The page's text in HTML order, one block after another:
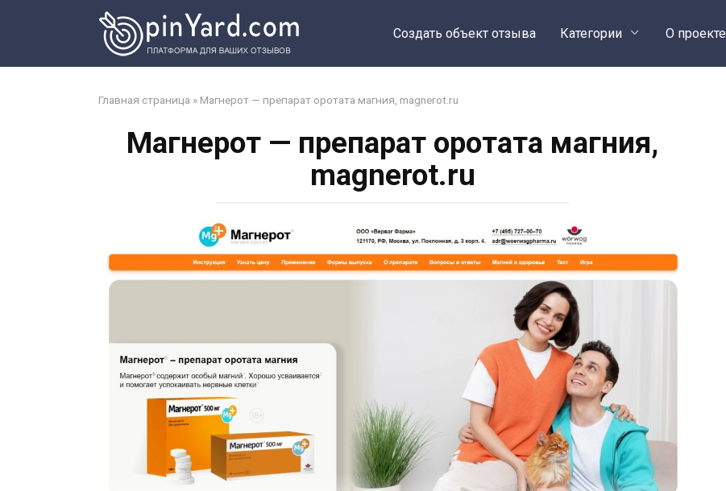
Создать объект отзыва Категории О проекте
Главная страница » Магнерот — препарат оротата магния, magnerot.ru
Магнерот — препарат оротата магния,
magnerot.ru